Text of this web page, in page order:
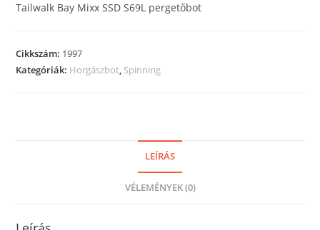
Tailwalk Bay Mixx SSD S69L pergetőbot
Cikkszám: 1997
Kategóriák: Horgászbot, Spinning
LEÍRÁS
VÉLEMÉNYEK (0)